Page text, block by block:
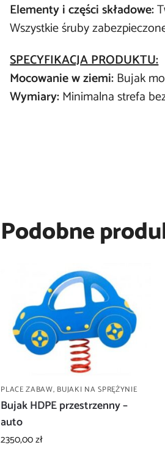
Elementy i części składowe:
Wszystkie śruby
SPECYFIKACJA PRODUKTU:
Mocowanie w ziemi:Bujak
Wymiary:Minimalna strefa
Podobne
PLACE ZABAW, BUJAKI NA SPRĘŻYNIE
Bujak HDPE przestrzenny –
auto
2350,00zł